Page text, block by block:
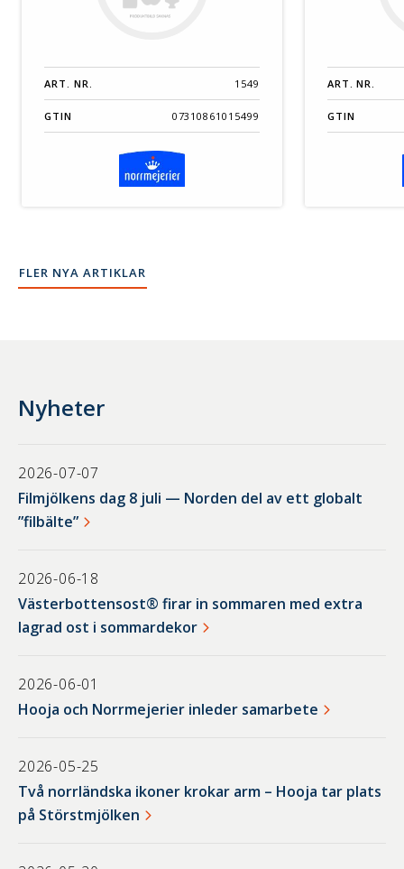
ART. NR. 1549
GTIN 07310861015499
ART. NR.
GTIN
FLER NYA ARTIKLAR
Nyheter
2026-07-07
Filmjölkens dag 8 juli — Norden del av ett globalt
”filbälte”
2026-06-18
Västerbottensost® firar in sommaren med extra
lagrad ost i sommardekor
2026-06-01
Hooja och Norrmejerier inleder samarbete
2026-05-25
Två norrländska ikoner krokar arm – Hooja tar plats
på Störstmjölken